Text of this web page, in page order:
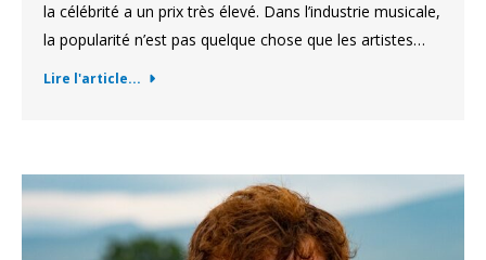
la célébrité a un prix très élevé. Dans l’industrie musicale,
la popularité n’est pas quelque chose que les artistes…
Lire l'article...